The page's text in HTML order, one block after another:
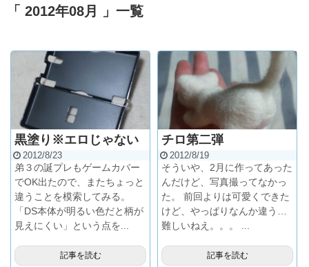
「 2012年08月 」一覧
黒塗り※エロじゃない
2012/8/23
弟３の誕プレもゲームカバー
でOK出たので、またちょっと
違うことを模索してみる。
「DS本体が明るい色だと柄が
見えにくい」という点を...
記事を読む
チロ第二弾
2012/8/19
そういや、2月に作ってあった
んだけど、写真撮ってなかっ
た。 前回よりは可愛くできた
けど、やっぱりなんか違う…
難しいねえ。。。 ...
記事を読む